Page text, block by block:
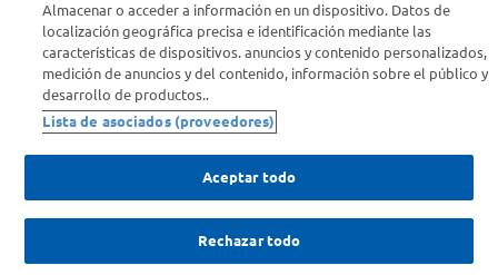
Info útil
Comprá Online
Almacenar o acceder a información en un dispositivo. Datos de
localización geográfica precisa e identificación mediante las
características de dispositivos. anuncios y contenido personalizados,
medición de anuncios y del contenido, información sobre el público y
desarrollo de productos..
Lista de asociados (proveedores)
Aceptar todo
Rechazar todo